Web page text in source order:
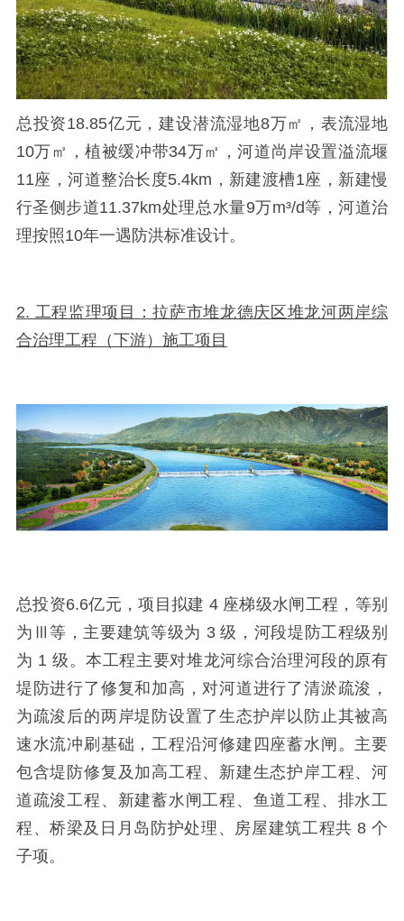
总投资18.85亿元，建设潜流湿地8万㎡，表流湿地
10万㎡，植被缓冲带34万㎡，河道尚岸设置溢流堰
11座，河道整治长度5.4km ，新建渡槽1座，新建慢
行圣侧步道11.37km处理总水量9万m³/d等，河道治
理按照10年一遇防洪标准设计。
2. 工程监理项目：拉萨市堆龙德庆区堆龙河两岸综
合治理工程（下游）施工项目
总投资6.6亿元，项目拟建 4 座梯级水闸工程，等别
为Ⅲ等，主要建筑等级为 3级，河段堤防工程级别
为 1 级。本工程主要对堆龙河综合治理河段的原有
堤防进行了修复和加高，对河道进行了清淤疏浚，
为疏浚后的两岸堤防设置了生态护岸以防止其被高
速水流冲刷基础，工程沿河修建四座蓄水闸。主要
包含堤防修复及加高工程、新建生态护岸工程、河
道疏浚工程、新建蓄水闸工程、鱼道工程、排水工
程、桥梁及日月岛防护处理、房屋建筑工程共8个
子项。